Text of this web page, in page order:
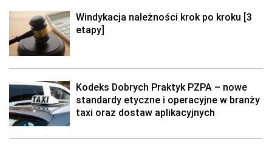
Windykacja należności krok po kroku [3
etapy]
Kodeks Dobrych Praktyk PZPA – nowe
standardy etyczne i operacyjne w branży
taxi oraz dostaw aplikacyjnych